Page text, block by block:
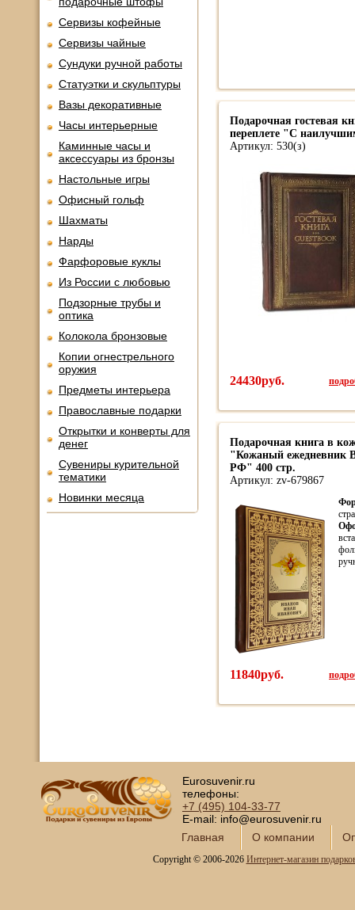
Сервизы кофейные
Сервизы чайные
Сундуки ручной работы
Статуэтки и скульптуры
Вазы декоративные
Часы интерьерные
Каминные часы и
аксессуары из бронзы
Настольные игры
Офисный гольф
Шахматы
Нарды
Фарфоровые куклы
Из России с любовью
Подзорные трубы и
оптика
Колокола бронзовые
Копии огнестрельного
оружия
Предметы интерьера
Православные подарки
Открытки и конверты для
денег
Сувениры курительной
тематики
Новинки месяца
Подарочная гостевая
переплете "С
Артикул: 530(з)
24430руб.
Подарочная книга в
"Кожаный ежедневник
РФ" 400 стр.
Артикул: zv-679867
11840руб.
Eurosuvenir.ru
телефоны:
+7 (495) 104-33-77
E-mail: info@eurosuvenir.ru
Главная
О компании
Copyright © 2006-2026 Интернет-магазин